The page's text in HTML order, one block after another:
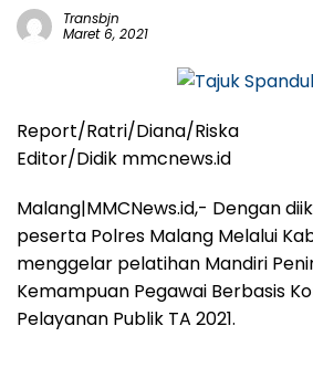
Transbjn
Maret 6, 2021
Report/Ratri/Diana/Riska
Editor/Didik mmcnews.id
Malang|MMCNews.id,- Dengan
peserta Polres Malang Melalui
menggelar pelatihan Mandiri
Kemampuan Pegawai Berbasis
Pelayanan Publik TA 2021.